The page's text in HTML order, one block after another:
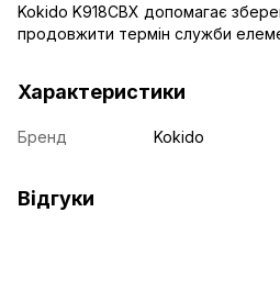
Kokido K918CBX допомагає
продовжити термін служби
Характеристики
Бренд Kokido
Відгуки